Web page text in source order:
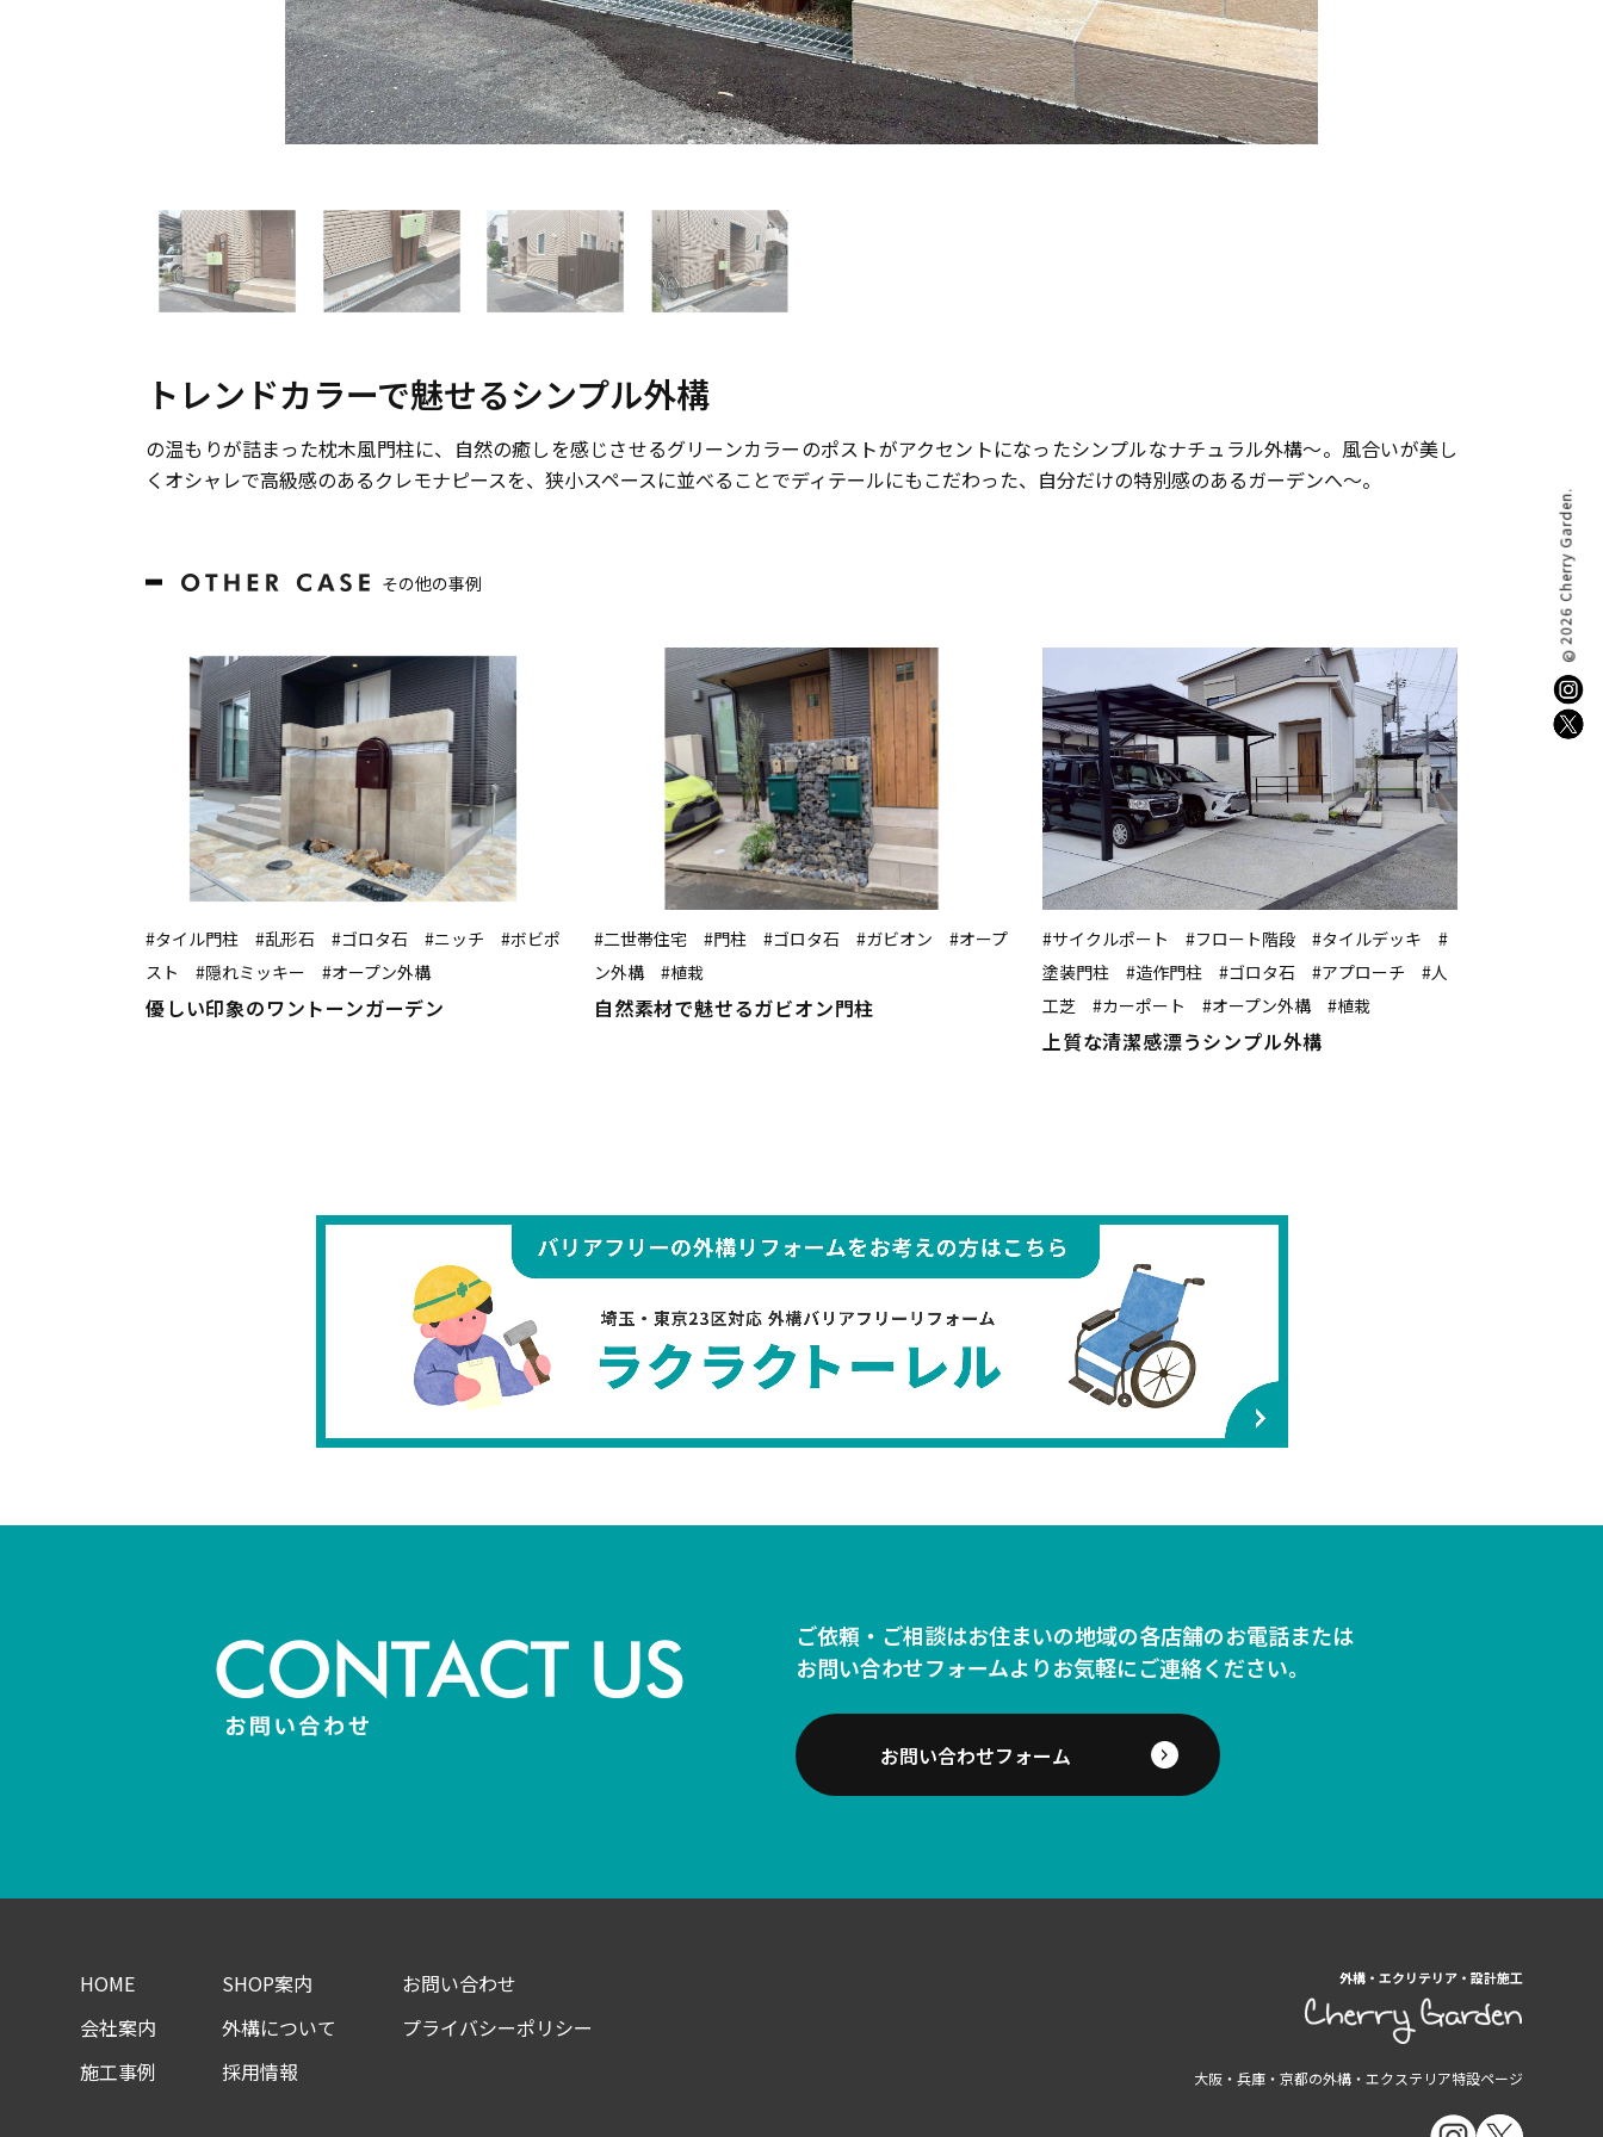
©
2026 Cherry Garden.
トレンドカラーで魅せるシンプル外構
の温もりが詰まった枕木風門柱に、自然の癒しを感じさせるグリーンカラーのポストがアクセントになったシンプルなナチュラル外構～。風合いが美し
くオシャレで高級感のあるクレモナピースを、狭小スペースに並べることでディテールにもこだわった、自分だけの特別感のあるガーデンへ～。
その他の事例
#タイル門柱 #乱形石 #ゴロタ石 #ニッチ #ボビポ
スト #隠れミッキー #オープン外構
優しい印象のワントーンガーデン
#二世帯住宅 #門柱 #ゴロタ石 #ガビオン #オープ
ン外構 #植栽
自然素材で魅せるガビオン門柱
#サイクルポート #フロート階段 #タイルデッキ #
塗装門柱 #造作門柱 #ゴロタ石 #アプローチ #人
工芝 #カーポート #オープン外構 #植栽
上質な清潔感漂うシンプル外構
ご依頼・ご相談はお住まいの地域の各店舗のお電話または
お問い合わせフォームよりお気軽にご連絡ください。
お問い合わせフォーム
HOME
会社案内
施工事例
SHOP案内
外構について
採用情報
お問い合わせ
プライバシーポリシー
外構・エクリテリア・設計施工
大阪・兵庫・京都の外構・エクステリア特設ページ